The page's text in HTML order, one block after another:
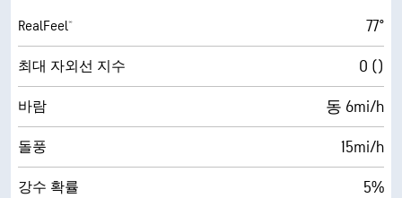
RealFeel® 77°
최대 자외선 지수 0 ()
바람 동 6mi/h
돌풍 15mi/h
강수 확률 5%